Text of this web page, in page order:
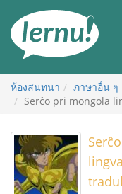
สารบัญ
ห้องสนทนา
ภาษาอื่น ๆ
Serĉo pri mongola